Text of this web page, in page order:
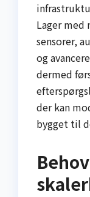
Lager
sensorer,
og
dermed
der kan
bygget til